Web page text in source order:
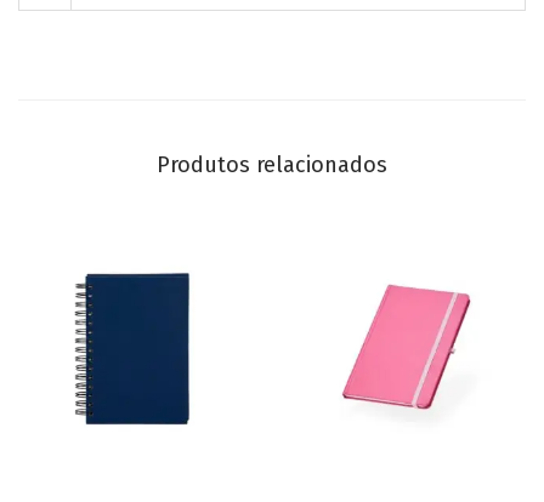
Produtos relacionados